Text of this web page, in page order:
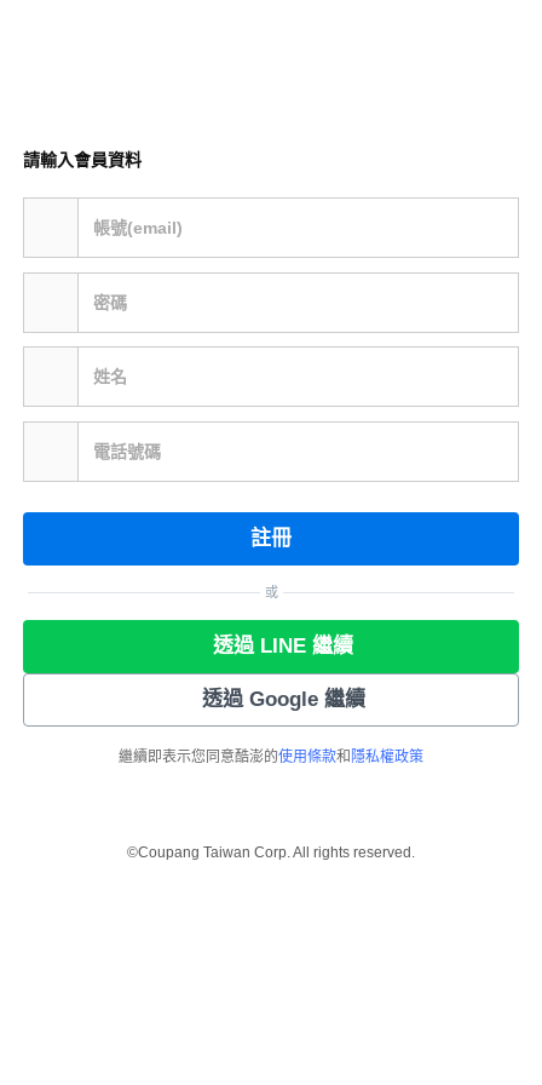
請輸入會員資料
帳號(email)
密碼
姓名
電話號碼
註冊
或
透過 LINE 繼續
透過 Google 繼續
繼續即表示您同意酷澎的使用條款和 隱私權政策
©Coupang Taiwan Corp. All rights reserved.